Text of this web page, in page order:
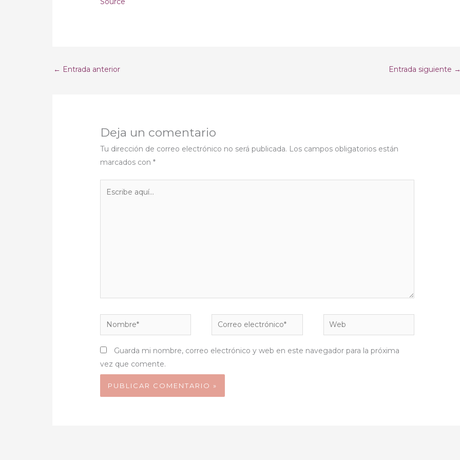
← Entrada anterior Entrada siguiente
Deja un comentario
Tu dirección de correo electrónico no será publicada. Los campos obligatorios están
marcados con*
Nombre*
Correo
electrónico*
Web
Guarda mi nombre, correo electrónico y web en este navegador para la próxima
vez que comente.